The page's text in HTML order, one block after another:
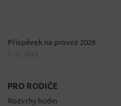
Příspěvek na provoz 2026
1. 12. 2025
PRO RODIČE
Rozvrhy hodin